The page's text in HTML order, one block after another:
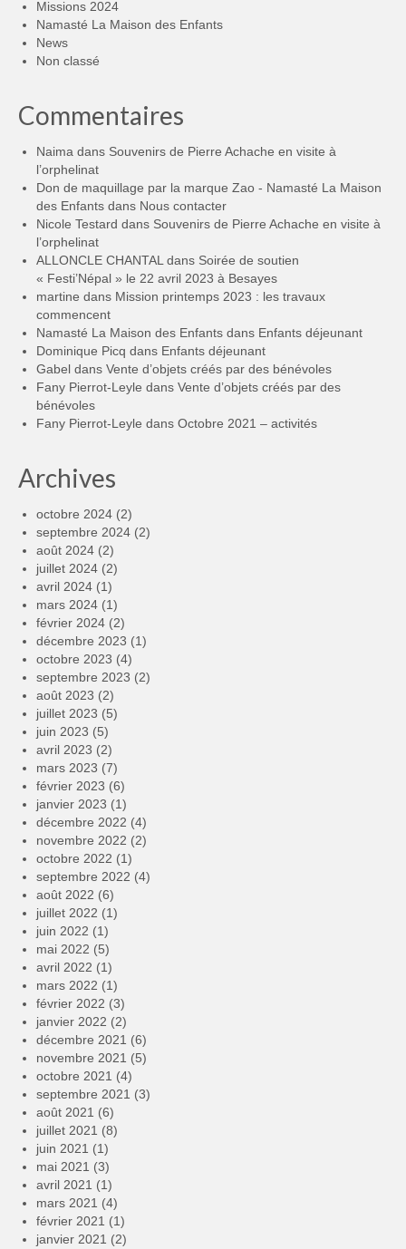
Missions 2024
Namasté La Maison des Enfants
News
Non classé
Commentaires
Naima dans Souvenirs de Pierre Achache en visite à
l’orphelinat
Don de maquillage par la marque Zao - Namasté La Maison
des Enfants dans Nous contacter
Nicole Testard dans Souvenirs de Pierre Achache en visite à
l’orphelinat
ALLONCLE CHANTAL dans Soirée de soutien
« Festi’Népal » le 22 avril 2023 à Besayes
martine dans Mission printemps 2023 : les travaux
commencent
Namasté La Maison des Enfants dans Enfants déjeunant
Dominique Picq dans Enfants déjeunant
Gabel dans Vente d’objets créés par des bénévoles
Fany Pierrot-Leyle dans Vente d’objets créés par des
bénévoles
Fany Pierrot-Leyle dans Octobre 2021 – activités
Archives
octobre 2024 (2)
septembre 2024 (2)
août 2024 (2)
juillet 2024 (2)
avril 2024 (1)
mars 2024 (1)
février 2024 (2)
décembre 2023 (1)
octobre 2023 (4)
septembre 2023 (2)
août 2023 (2)
juillet 2023 (5)
juin 2023 (5)
avril 2023 (2)
mars 2023 (7)
février 2023 (6)
janvier 2023 (1)
décembre 2022 (4)
novembre 2022 (2)
octobre 2022 (1)
septembre 2022 (4)
août 2022 (6)
juillet 2022 (1)
juin 2022 (1)
mai 2022 (5)
avril 2022 (1)
mars 2022 (1)
février 2022 (3)
janvier 2022 (2)
décembre 2021 (6)
novembre 2021 (5)
octobre 2021 (4)
septembre 2021 (3)
août 2021 (6)
juillet 2021 (8)
juin 2021 (1)
mai 2021 (3)
avril 2021 (1)
mars 2021 (4)
février 2021 (1)
janvier 2021 (2)